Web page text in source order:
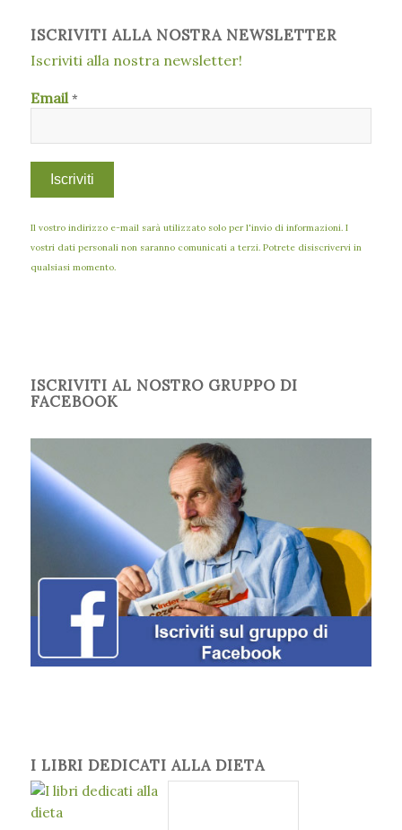
ISCRIVITI ALLA NOSTRA NEWSLETTER
Iscriviti alla nostra newsletter!
Email*
Il vostro indirizzo e-mail sarà utilizzato solo per l'invio di informazioni. I
vostri dati personali non saranno comunicati a terzi. Potrete disiscrivervi in
qualsiasi momento.
ISCRIVITI AL NOSTRO GRUPPO DI
FACEBOOK
I LIBRI DEDICATI ALLA DIETA